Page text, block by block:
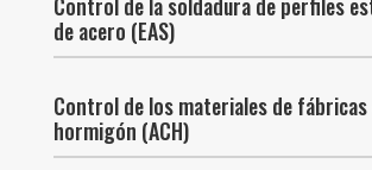
de acero (EAS)
Control de los materiales de fábricas
hormigón (ACH)